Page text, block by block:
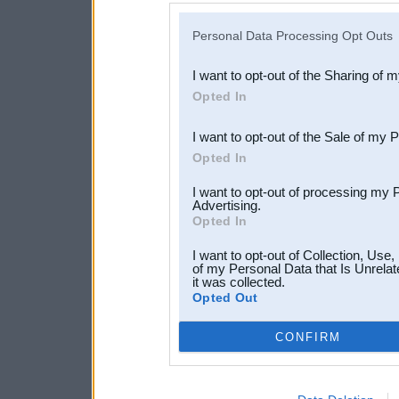
Downstream Participants
third parties.
Personal Data Processing Opt Outs
I want to opt-out of the Sharing of
Opted In
I want to opt-out of the Sale of my
Opted In
I want to opt-out of processing my
Advertising.
Opted In
I want to opt-out of Collection,
of my Personal Data that Is
it was collected.
Opted Out
CONFIRM